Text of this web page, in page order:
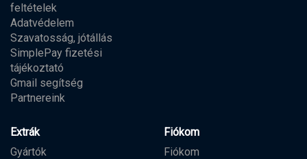
feltételek
Adatvédelem
Szavatosság, jótállás
SimplePay fizetési
tájékoztató
Gmail segítség
Partnereink
Extrák
Gyártók
Fiókom
Fiókom